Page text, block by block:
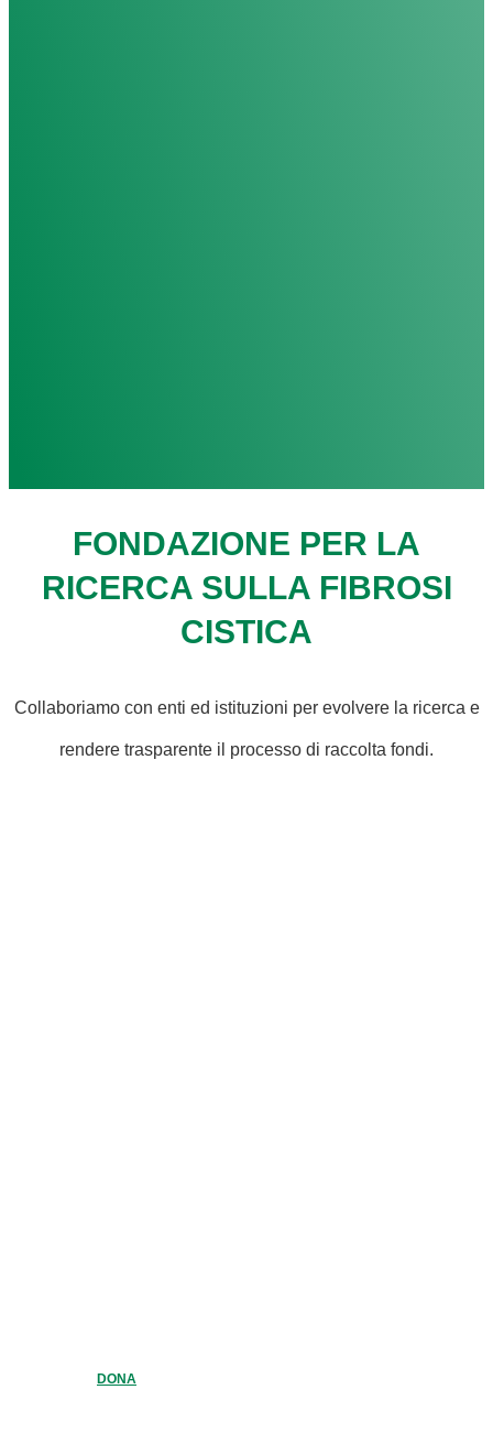
FONDAZIONE PER LA
RICERCA SULLA FIBROSI
CISTICA
Collaboriamo con enti ed istituzioni per evolvere la ricerca e
rendere trasparente il processo di raccolta fondi.
DONA